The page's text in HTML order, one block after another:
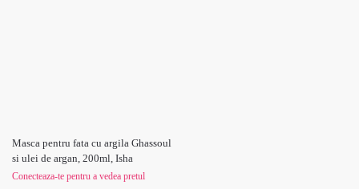
Masca pentru fata cu argila Ghassoul
si ulei de argan, 200ml, Isha
Conecteaza-te pentru a vedea pretul